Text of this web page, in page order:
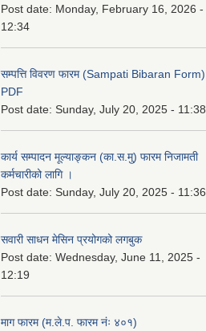
Post date: Monday, February 16, 2026 -
12:34
सम्पत्ति विवरण फारम (Sampati Bibaran Form)
PDF
Post date: Sunday, July 20, 2025 - 11:38
कार्य सम्पादन मूल्याङ्कन (का.स.मु) फारम निजामती
कर्मचारीको लागि ।
Post date: Sunday, July 20, 2025 - 11:36
सवारी साधन मेसिन प्रयोगको लगबुक
Post date: Wednesday, June 11, 2025 -
12:19
माग फारम (म.ले.प. फारम नंः ४०१)